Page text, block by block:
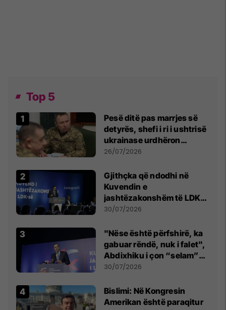
Top 5
Pesë ditë pas marrjes së
detyrës, shefi i ri i ushtrisë
ukrainase urdhëron
kontroll të madh
26/07/2026
Gjithçka që ndodhi në
Kuvendin e
jashtëzakonshëm të LDK-
së
30/07/2026
"Nëse është përfshirë, ka
gabuar rëndë, nuk i falet",
Abdixhiku i çon “selam”
Përparim Ramës
30/07/2026
Bislimi: Në Kongresin
Amerikan është paraqitur